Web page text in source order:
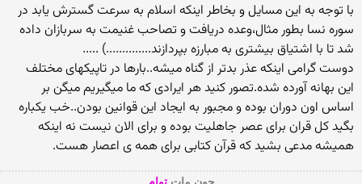
با توجه به این مسایل و بخاطر اینکه اسلام به سرعت گسترش یابد در
سوره نسا بطور مثال،وعده دریافت و تصاحب غنیمت به سربازان داده
شد تا با اشتیاق بیشتری به مبارزه بپردازند..............) .....
دوست گرامی اینکه عذر بدتر از گناه میشه..بارها در تاپیکهای مختلف
این بهانه آورده شده.تصور کنید هر ایرادی که ما میگیریم میگن بر
اساس اون دوران بوده و مجبور به ایجاد این قوانین بودن..خب یکباره
بگید کل قران برای عصر جاهلیت بوده و برای الان نیست نه اینکه
همیشه مدعی بشید که قرآن کتابی برای همه ی اعصار هست.